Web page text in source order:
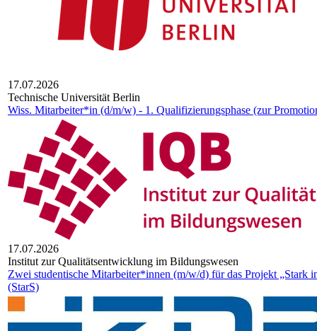
17.07.2026
Technische Universität Berlin
Wiss. Mitarbeiter*in (d/m/w) - 1. Qualifizierungsphase (zur
17.07.2026
Insti­tut zur Qua­li­täts­ent­wick­lung im Bil­dungs­we­sen
Zwei studentische Mitarbeiter*innen (m/w/d) für das Projekt „Stark
(StarS)